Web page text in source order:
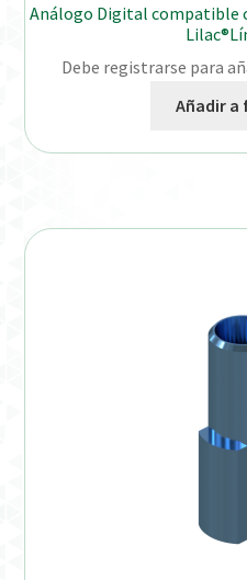
Análogo Digital compatible
Debe registrarse para
Añadir